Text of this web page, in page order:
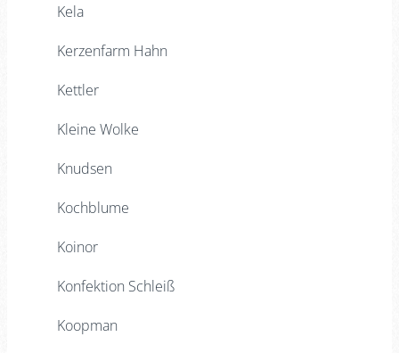
Kela
Kerzenfarm Hahn
Kettler
Kleine Wolke
Knudsen
Kochblume
Koinor
Konfektion Schleiß
Koopman